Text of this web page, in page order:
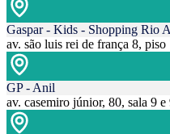
Gaspar - Kids - Shopping Rio
av. são luis rei de frança 8,
GP - Anil
av. casemiro júnior, 80, sala 9